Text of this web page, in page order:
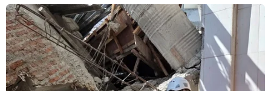
Lấy mẫu xét nghiệm SARS-CoV-2. (Ảnh: TTXVN)
Theo bản tin của Bộ Y tế về tình hình dịch